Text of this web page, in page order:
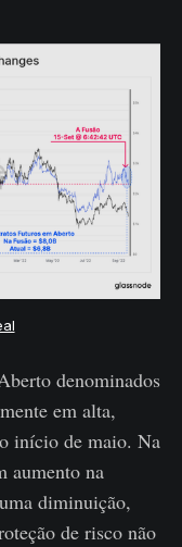
denominados
em alta,
início de maio. Na
aumento na
diminuição,
de risco não